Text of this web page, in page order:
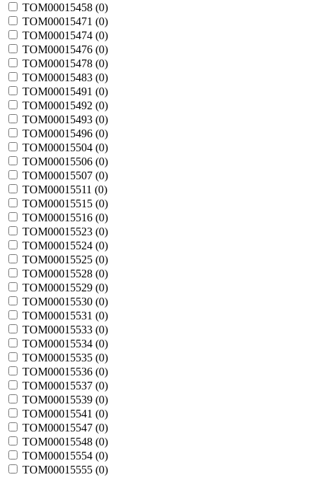
TOM00015458 (0)
TOM00015471 (0)
TOM00015474 (0)
TOM00015476 (0)
TOM00015478 (0)
TOM00015483 (0)
TOM00015491 (0)
TOM00015492 (0)
TOM00015493 (0)
TOM00015496 (0)
TOM00015504 (0)
TOM00015506 (0)
TOM00015507 (0)
TOM00015511 (0)
TOM00015515 (0)
TOM00015516 (0)
TOM00015523 (0)
TOM00015524 (0)
TOM00015525 (0)
TOM00015528 (0)
TOM00015529 (0)
TOM00015530 (0)
TOM00015531 (0)
TOM00015533 (0)
TOM00015534 (0)
TOM00015535 (0)
TOM00015536 (0)
TOM00015537 (0)
TOM00015539 (0)
TOM00015541 (0)
TOM00015547 (0)
TOM00015548 (0)
TOM00015554 (0)
TOM00015555 (0)